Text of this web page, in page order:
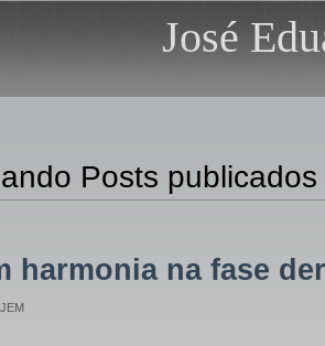
José
Posts
harmonia na fase
JEM